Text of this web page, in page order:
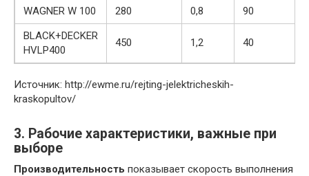
WAGNER W 100 280 0,8
90
BLACK+DECKER
HVLP400
450 1,2 40
Источник: http://ewme.ru/rejting-jelektricheskih-
kraskopultov/
3. Рабочие характеристики, важные при
выборе
Производительность показывает скорость выполнения